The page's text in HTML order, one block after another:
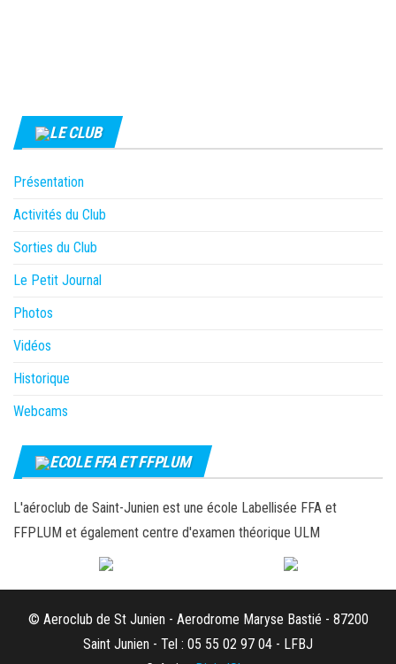
LE CLUB
Présentation
Activités du Club
Sorties du Club
Le Petit Journal
Photos
Vidéos
Historique
Webcams
ECOLE FFA ET FFPLUM
L'aéroclub de Saint-Junien est une école Labellisée FFA et
FFPLUM et également centre d'examen théorique ULM
© Aeroclub de St Junien - Aerodrome Maryse Bastié - 87200
Saint Junien - Tel : 05 55 02 97 04 - LFBJ